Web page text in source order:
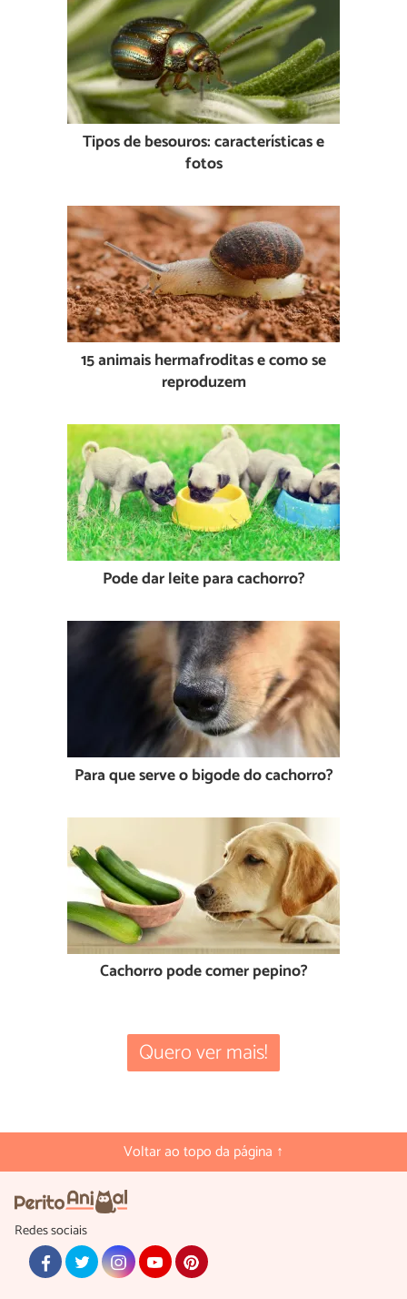
Tipos de besouros: características e
fotos
15 animais hermafroditas e como se
reproduzem
Pode dar leite para cachorro?
Para que serve o bigode do cachorro?
Cachorro pode comer pepino?
Quero ver mais!
Voltar ao topo da página ↑
Redes sociais